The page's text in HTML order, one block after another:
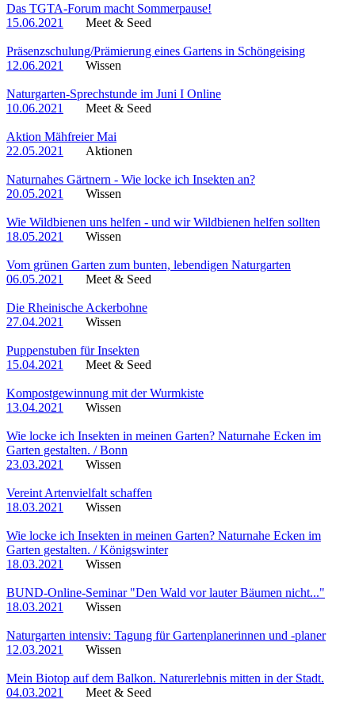
Das TGTA-Forum macht Sommerpause!
15.06.2021
Meet & Seed
Präsenzschulung/Prämierung eines Gartens in Schöngeising
12.06.2021
Wissen
Naturgarten-Sprechstunde im Juni I Online
10.06.2021
Meet & Seed
Aktion Mähfreier Mai
22.05.2021
Aktionen
Naturnahes Gärtnern - Wie locke ich Insekten an?
20.05.2021
Wissen
Wie Wildbienen uns helfen - und wir Wildbienen helfen sollten
18.05.2021
Wissen
Vom grünen Garten zum bunten, lebendigen Naturgarten
06.05.2021
Meet & Seed
Die Rheinische Ackerbohne
27.04.2021
Wissen
Puppenstuben für Insekten
15.04.2021
Meet & Seed
Kompostgewinnung mit der Wurmkiste
13.04.2021
Wissen
Wie locke ich Insekten in meinen Garten? Naturnahe Ecken im
Garten gestalten. / Bonn
23.03.2021
Wissen
Vereint Artenvielfalt schaffen
18.03.2021
Wissen
Wie locke ich Insekten in meinen Garten? Naturnahe Ecken im
Garten gestalten. / Königswinter
18.03.2021
Wissen
BUND-Online-Seminar "Den Wald vor lauter Bäumen nicht..."
18.03.2021
Wissen
Naturgarten intensiv: Tagung für Gartenplanerinnen und -planer
12.03.2021
Wissen
Mein Biotop auf dem Balkon. Naturerlebnis mitten in der Stadt.
04.03.2021
Meet & Seed